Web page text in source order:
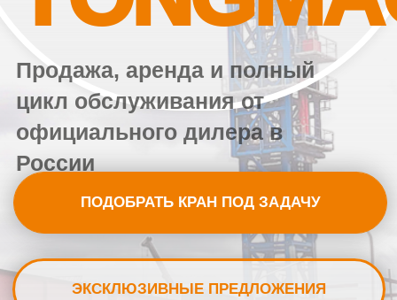
ЭКСКЛЮЗИВНЫЕ ПРЕДЛОЖЕНИЯ
грузоподъемность
Низкая цена
Прямые
Китая